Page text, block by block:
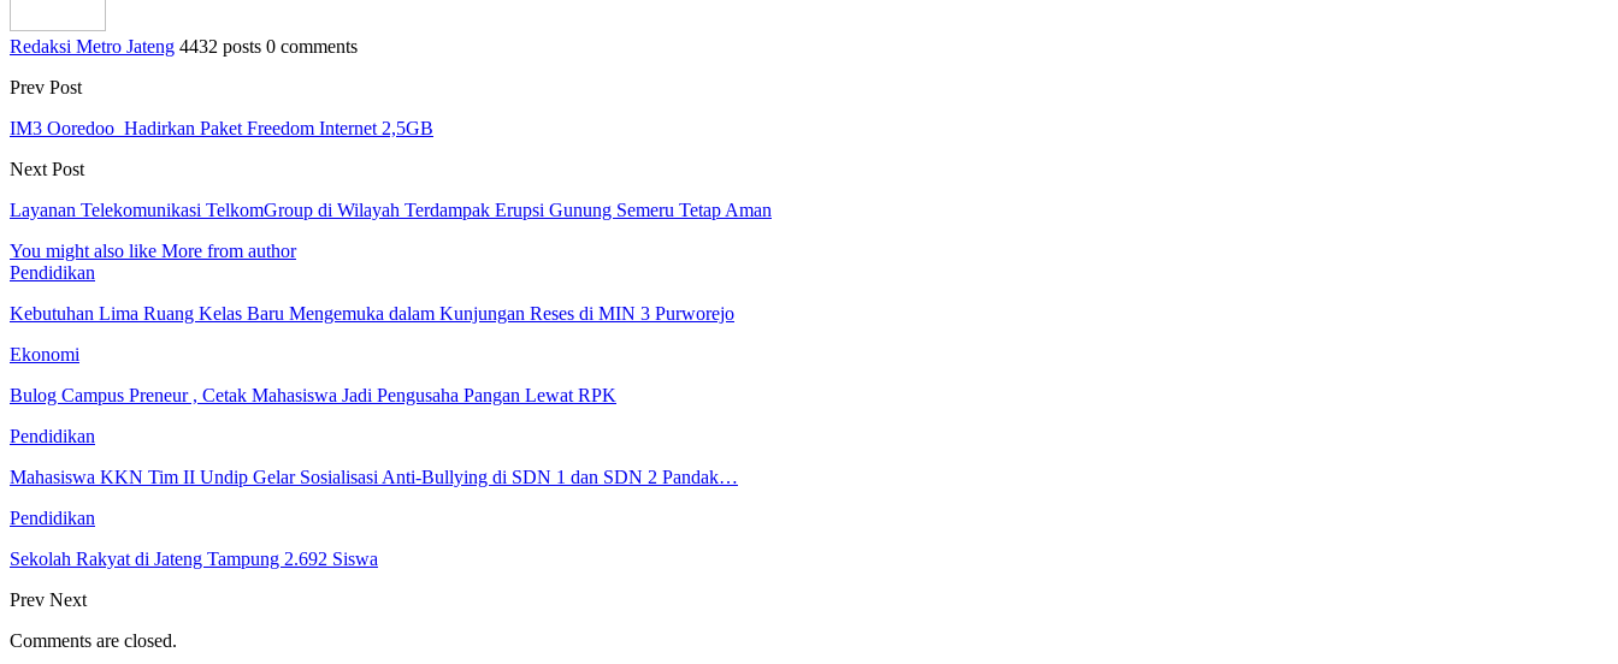
Redaksi Metro Jateng 4432 posts 0 comments
Prev Post
IM3 Ooredoo Hadirkan Paket Freedom Internet 2,5GB
Next Post
Layanan Telekomunikasi TelkomGroup di Wilayah Terdampak Erupsi Gunung Semeru Tetap Aman
You might also like More from author
Pendidikan
Kebutuhan Lima Ruang Kelas Baru Mengemuka dalam Kunjungan Reses di MIN 3 Purworejo
Ekonomi
Bulog Campus Preneur , Cetak Mahasiswa Jadi Pengusaha Pangan Lewat RPK
Pendidikan
Mahasiswa KKN Tim II Undip Gelar Sosialisasi Anti-Bullying di SDN 1 dan SDN 2 Pandak…
Pendidikan
Sekolah Rakyat di Jateng Tampung 2.692 Siswa
Prev Next
Comments are closed.